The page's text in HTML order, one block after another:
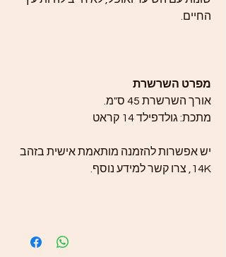
החיים.
מפרט השרשרת
אורך השרשרת 45 ס"מ.
מתכת: גולדפילד 14 קראט
יש אפשרות להזמנה מותאמת אישית בזהב
14K, צרו קשר למידע נוסף.